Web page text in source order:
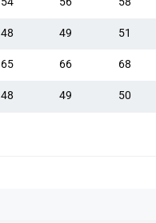
48 49 51
65 66 68
48 49 50